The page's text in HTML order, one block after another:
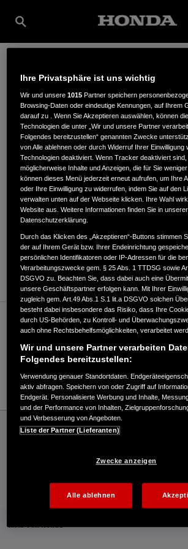
GG GEBHARD +
GEHRING
Sigmaringerstr. 66-82,72458,Albstadt-Ebingen
ANFAHRTSBESCHREIBUNG ANFORDERN
WEBSITE
Verkauf / Kundendienst
07431/13200
E-Mail
Honda
Industrie
GG Gebhard + Gehring GmbH - Industrial – Honda -
Mehr von Honda
Ihre Privatsphäre ist uns wichtig
Wir und unsere1015 Partner speichern
Browsing-Daten oder eindeutige Kennungen, auf Ihrem
darauf zu . Wenn Sie Akzeptieren auswählen, können
Technologien die unter „Wir und unsere Partner
Folgendes bereitzustellen“ genannten Zwecke
von Alle ablehnen oder durch Widerruf Ihrer Einwilligung
Technologien deaktiviert. Wenn Tracker deaktiviert
möglicherweise Inhalte und Anzeigen, die für Sie
können dieses Menü jederzeit erneut aufrufen, um Ihre
oder Ihre Einwilligung zu widerrufen, indem Sie auf den
verwalten unten auf der Webseite klicken. Ihre Wahl
Website aus. Weitere Informationen finden Sie in unserer
Datenschutzerklärung.
Durch das Klicken des „Akzeptieren“-Buttons stimmen
der auf Ihrem Gerät bzw. Ihrer Endeinrichtung
persönlichen Identifikatoren oder IP-Adressen für die
Verarbeitungszwecke gem. § 25 Abs. 1 TTDSG sowie
DSGVO zu. Beachten Sie, dass dabei auch eine
unsere Geschäftspartner erfolgen kann. Mit Ihrer
zugleich gem. Art.49 Abs.1 S.1 lit.a DSGVO solchen
besteht dabei insbesondere das Risiko, dass Ihre
durch US-Behörden, zu Kontroll- und
auch ohne Rechtsbehelfsmöglichkeiten, verarbeitet
Wir und unsere Partner verarbeiten
Folgendes bereitzustellen:
Verwendung genauer Standortdaten.
aktiv abfragen. Speichern von oder Zugriff auf
Endgerät. Personalisierte Werbung und Inhalte,
und der Performance von Inhalten,
und Verbesserung von Angeboten.
Liste der Partner (Lieferanten)
Zwecke anzeigen
Alle ablehnen